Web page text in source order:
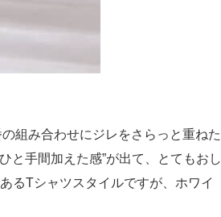
組み合わせにジレをさらっと重ねた
と手間加えた感”が出て、とてもおし
るTシャツスタイルですが、ホワイ